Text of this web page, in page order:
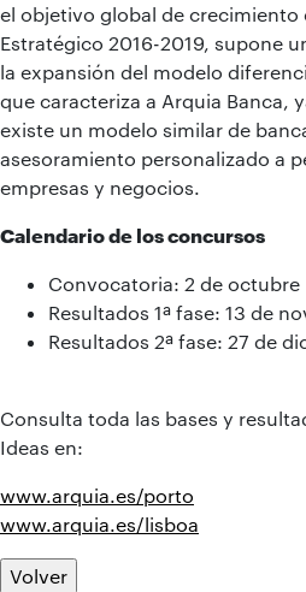
el objetivo global de crecimiento
Estratégico 2016-2019, supone
la expansión del modelo
que caracteriza a Arquia Banca,
existe un modelo similar de
asesoramiento personalizado a
empresas y negocios.
Calendario de los concursos
Convocatoria: 2 de octubre
Resultados 1ª fase: 13 de
Resultados 2ª fase: 27 de
Consulta toda las bases y
Ideas en:
www.arquia.es/porto
www.arquia.es/lisboa
Volver